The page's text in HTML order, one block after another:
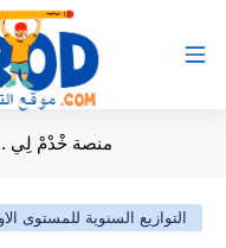
منصة خْدْمْ لِي
التوازيع السنوية للمستوى